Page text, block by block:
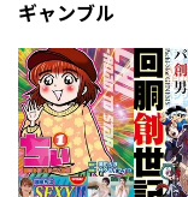
ギャンブル